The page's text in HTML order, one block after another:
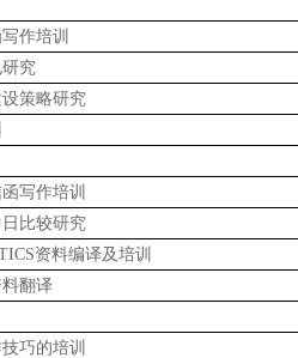
作培训
究
策略研究
写作培训
比较研究
资料编译及培训
翻译
巧的培训